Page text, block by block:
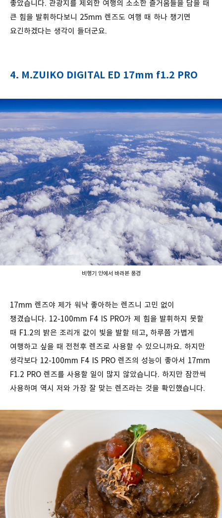
좋았습니다. 관광지를 제외한 여행의 소소한 즐거움들을 담을 때
큰 힘을 발휘하다보니 25mm 렌즈도 여행 때 하나 챙기면
요긴하겠다는 생각이 들더군요.
4. M.ZUIKO DIGITAL ED 17mm f1.2 PRO
비행기 안에서 바라본 풍경
17mm 렌즈야 제가 워낙 좋아하는 렌즈니 고민 없이
챙겼습니다. 12-100mm F4 IS PRO가 제 힘을 발휘하지 못할
때 F1.2의 밝은 조리개 값이 빛을 발할 테고, 하루쯤 가볍게
여행하고 싶을 때 전천후 렌즈로 사용할 수 있으니까요. 하지만
생각보다 12-100mm F4 IS PRO 렌즈의 성능이 좋아서 17mm
F1.2 PRO 렌즈를 사용할 일이 많지 않았습니다. 하지만 잠깐씩
사용하며 역시 저와 가장 잘 맞는 렌즈라는 것을 확인했습니다.